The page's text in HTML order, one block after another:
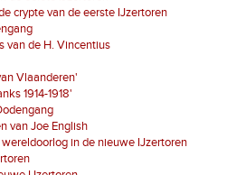
crypte van de eerste IJzertoren
van de H. Vincentius
Vlaanderen'
1914-1918'
van Joe English
in de nieuwe IJzertoren